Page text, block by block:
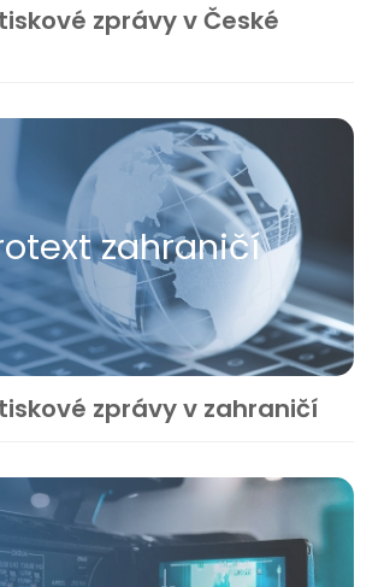
zprávy v České
zahraničí
zprávy v zahraničí